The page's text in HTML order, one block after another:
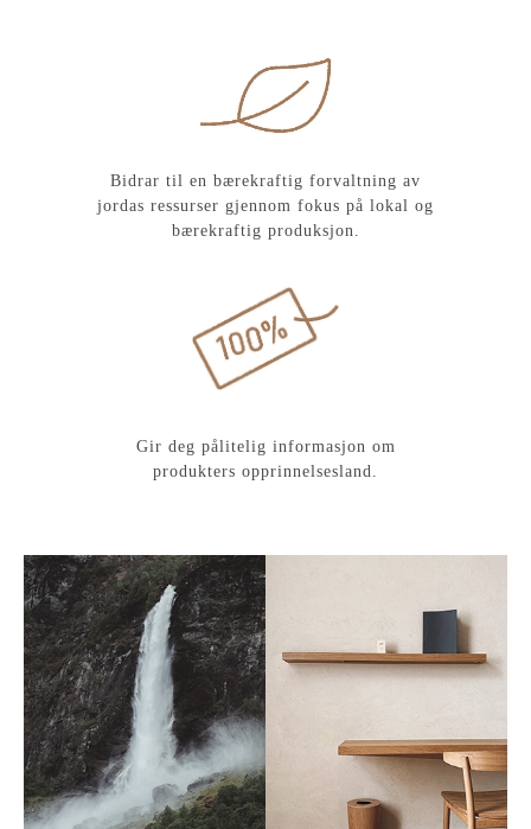
Bidrar til en bærekraftig forvaltning av
jordas ressurser gjennom fokus på lokal og
bærekraftig produksjon.
Gir deg pålitelig informasjon om
produkters opprinnelsesland.